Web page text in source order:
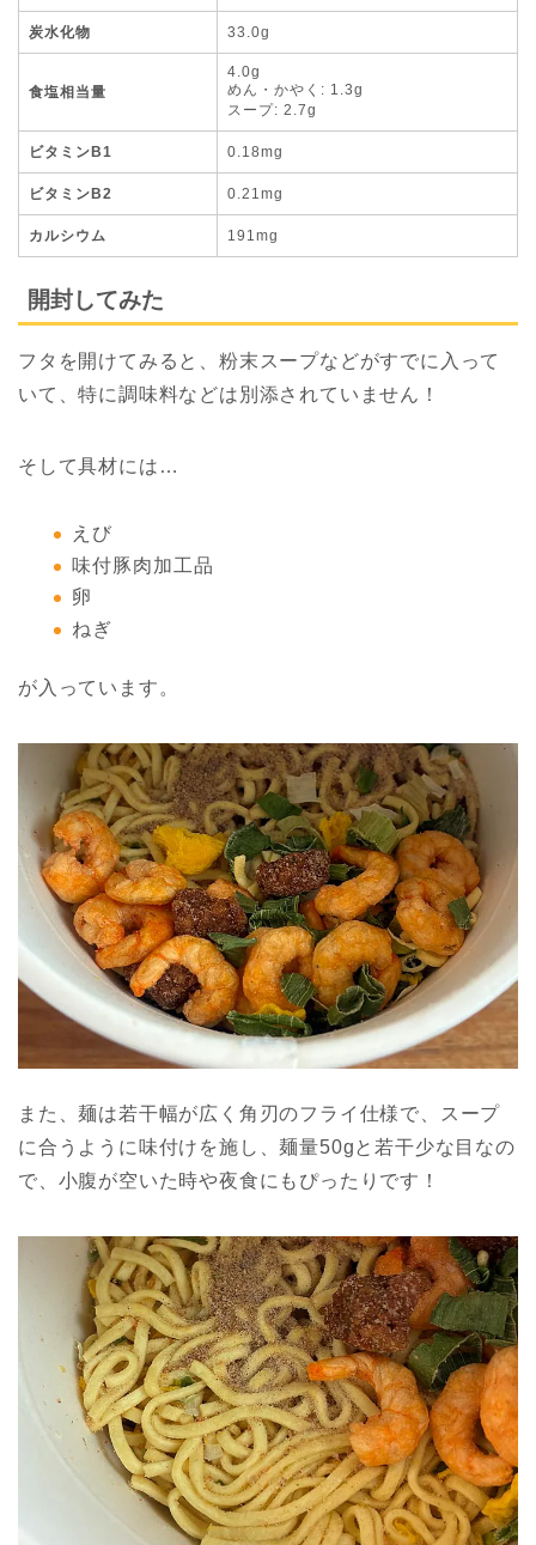
炭水化物 33.0g
食塩相当量
4.0g
めん・かやく: 1.3g
スープ: 2.7g
ビタミンB1 0.18mg
ビタミンB2 0.21mg
カルシウム 191mg
開封してみた
フタを開けてみると、粉末スープなどがすでに入って
いて、特に調味料などは別添されていません！
そして具材には…
えび
味付豚肉加工品
卵
ねぎ
が入っています。
また、麺は若干幅が広く角刃のフライ仕様で、スープ
に合うように味付けを施し、麺量50gと若干少な目なの
で、小腹が空いた時や夜食にもぴったりです！